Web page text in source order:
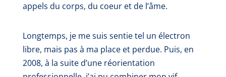
appels du corps, du coeur et de l’âme.
Longtemps, je me suis sentie tel un électron
libre, mais pas à ma place et perdue. Puis, en
2008, à la suite d’une réorientation